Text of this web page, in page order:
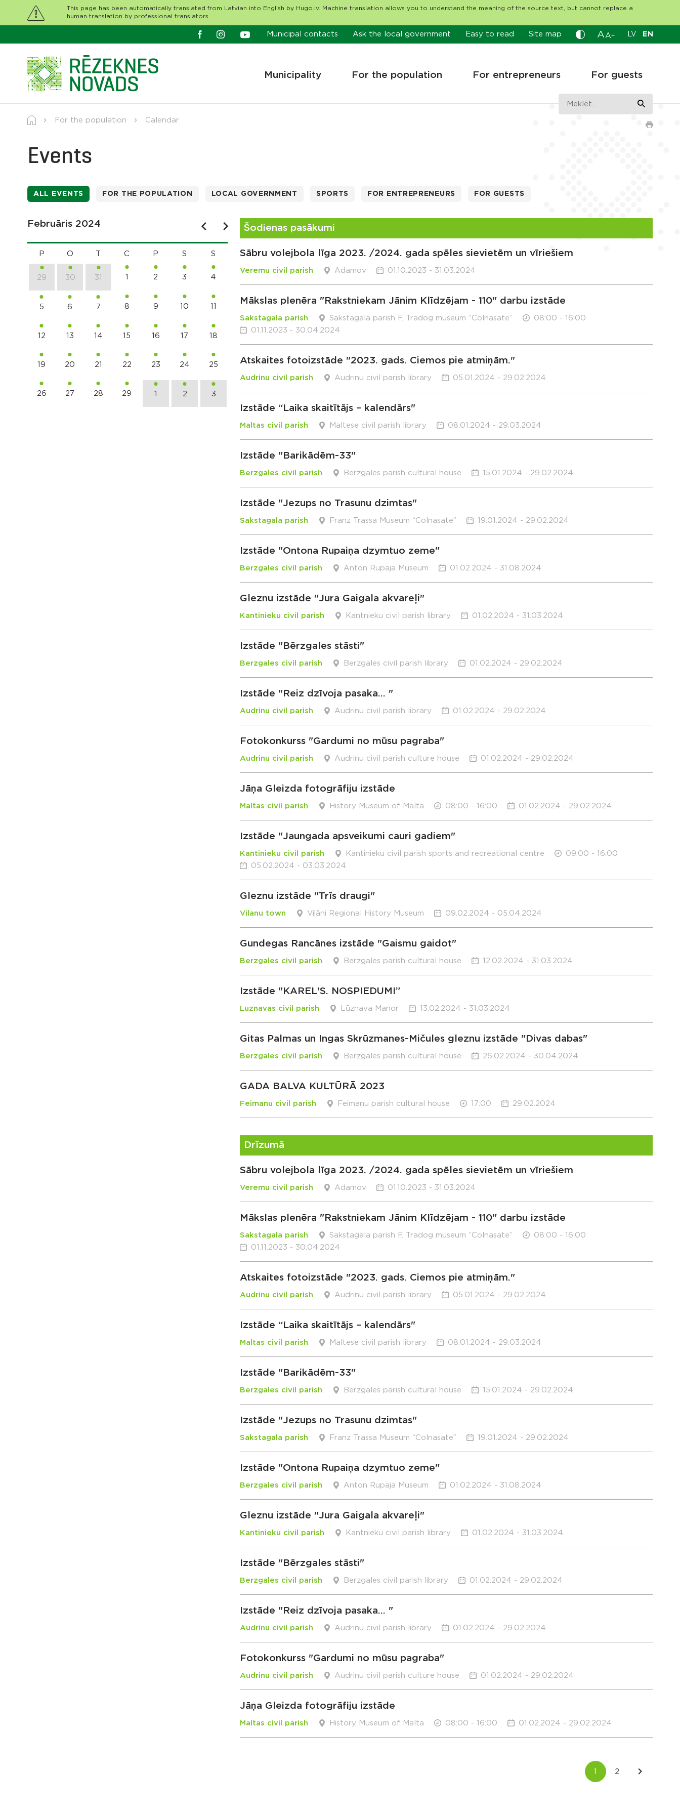
This page has been automatically translated from Latvian into English by Hugo.lv. Machine translation allows you to understand the meaning of the source text, but cannot replace a
human translation by professional translators.
Municipal contacts Ask the local government Easy to read Site map A A+ LV EN
Municipality For the population For entrepreneurs For guests
For the population Calendar
Events
ALL EVENTS FOR THE POPULATION LOCAL GOVERNMENT SPORTS FOR ENTREPRENEURS FOR GUESTS
Februāris 2024
P O C P S S
29 30 31 1 2 3 4
5 6 7 8 9 10 11
12 13 14 15 16 17 18
19 20 21 22 23 24 25
26 27 28 29 1 2 3
Šodienas pasākumi
Sābru volejbola līga 2023. /2024. gada spēles sievietēm un vīriešiem
Veremu civil parish Adamov 01.10.2023 - 31.03.2024
Mākslas plenēra "Rakstniekam Jānim Klīdzējam - 110" darbu izstāde
Sakstagala parish Sakstagala parish F. Tradog museum “Colnasate”
08:00 - 16:00
01.11.2023 - 30.04.2024
Atskaites fotoizstāde "2023. gads. Ciemos pie atmiņām."
Audrinu civil parish Audrinu civil parish library 05.01.2024 - 29.02.2024
Izstāde “Laika skaitītājs – kalendārs"
Maltas civil parish Maltese civil parish library 08.01.2024 - 29.03.2024
Izstāde "Barikādēm-33"
Berzgales civil parish Berzgales parish cultural house 15.01.2024 - 29.02.2024
Izstāde "Jezups no Trasunu dzimtas"
Sakstagala parish Franz Trassa Museum “Colnasate” 19.01.2024 - 29.02.2024
Izstāde "Ontona Rupaiņa dzymtuo zeme"
Berzgales civil parish Anton Rupaja Museum 01.02.2024 - 31.08.2024
Gleznu izstāde "Jura Gaigala akvareļi"
Kantinieku civil parish Kantnieku civil parish library 01.02.2024 - 31.03.2024
Izstāde "Bērzgales stāsti"
Berzgales civil parish Berzgales civil parish library 01.02.2024 - 29.02.2024
Izstāde "Reiz dzīvoja pasaka... "
Audrinu civil parish Audrinu civil parish library 01.02.2024 - 29.02.2024
Fotokonkurss "Gardumi no mūsu pagraba"
Audrinu civil parish Audrinu civil parish culture house 01.02.2024 - 29.02.2024
Jāņa Gleizda fotogrāfiju izstāde
Maltas civil parish History Museum of Malta 08:00 - 16:00 01.02.2024 - 29.02.2024
Izstāde "Jaungada apsveikumi cauri gadiem"
Kantinieku civil parish Kantinieku civil parish sports and recreational centre
09:00 - 16:00
05.02.2024 - 03.03.2024
Gleznu izstāde "Trīs draugi"
Vilanu town Viļāni Regional History Museum 09.02.2024 - 05.04.2024
Gundegas Rancānes izstāde "Gaismu gaidot"
Berzgales civil parish Berzgales parish cultural house 12.02.2024 - 31.03.2024
Izstāde "KAREL'S. NOSPIEDUMI”
Luznavas civil parish Lūznava Manor 13.02.2024 - 31.03.2024
Gitas Palmas un Ingas Skrūzmanes-Mičules gleznu izstāde "Divas dabas"
Berzgales civil parish Berzgales parish cultural house 26.02.2024 - 30.04.2024
GADA BALVA KULTŪRĀ 2023
Feimanu civil parish Feimaņu parish cultural house 17:00 29.02.2024
Drīzumā
Sābru volejbola līga 2023. /2024. gada spēles sievietēm un vīriešiem
Veremu civil parish Adamov 01.10.2023 - 31.03.2024
Mākslas plenēra "Rakstniekam Jānim Klīdzējam - 110" darbu izstāde
Sakstagala parish Sakstagala parish F. Tradog museum “Colnasate”
08:00 - 16:00
01.11.2023 - 30.04.2024
Atskaites fotoizstāde "2023. gads. Ciemos pie atmiņām."
Audrinu civil parish Audrinu civil parish library 05.01.2024 - 29.02.2024
Izstāde “Laika skaitītājs – kalendārs"
Maltas civil parish Maltese civil parish library 08.01.2024 - 29.03.2024
Izstāde "Barikādēm-33"
Berzgales civil parish Berzgales parish cultural house 15.01.2024 - 29.02.2024
Izstāde "Jezups no Trasunu dzimtas"
Sakstagala parish Franz Trassa Museum “Colnasate” 19.01.2024 - 29.02.2024
Izstāde "Ontona Rupaiņa dzymtuo zeme"
Berzgales civil parish Anton Rupaja Museum 01.02.2024 - 31.08.2024
Gleznu izstāde "Jura Gaigala akvareļi"
Kantinieku civil parish Kantnieku civil parish library 01.02.2024 - 31.03.2024
Izstāde "Bērzgales stāsti"
Berzgales civil parish Berzgales civil parish library 01.02.2024 - 29.02.2024
Izstāde "Reiz dzīvoja pasaka... "
Audrinu civil parish Audrinu civil parish library 01.02.2024 - 29.02.2024
Fotokonkurss "Gardumi no mūsu pagraba"
Audrinu civil parish Audrinu civil parish culture house 01.02.2024 - 29.02.2024
Jāņa Gleizda fotogrāfiju izstāde
Maltas civil parish History Museum of Malta 08:00 - 16:00 01.02.2024 - 29.02.2024